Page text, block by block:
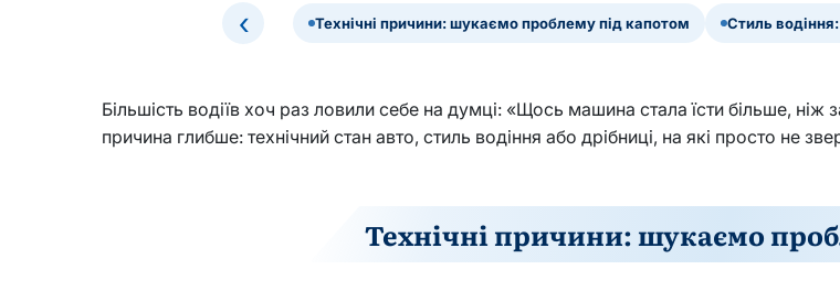
Технічні причини: шукаємо проблему під капотом Стиль
‹
Більшість водіїв хоч раз ловили себе на думці: «Щось машина стала їсти більше, ніж
причина глибше: технічний стан авто, стиль водіння або дрібниці, на які просто не
Технічні причини: шукаємо